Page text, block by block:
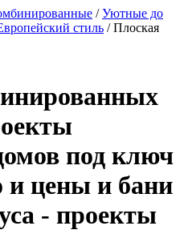
/Уютные до
стиль /Плоская
под ключ
и цены и бани
- проекты